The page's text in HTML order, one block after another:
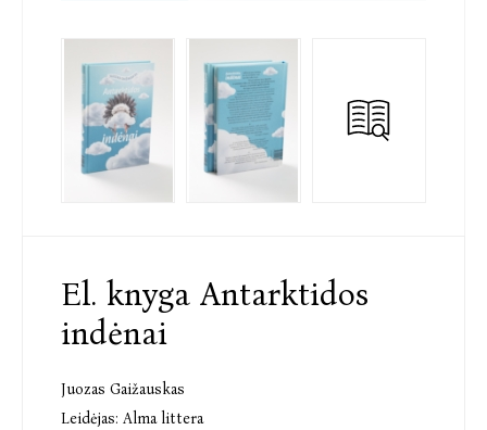
El. knyga Antarktidos
indėnai
Juozas Gaižauskas
Leidėjas: Alma littera